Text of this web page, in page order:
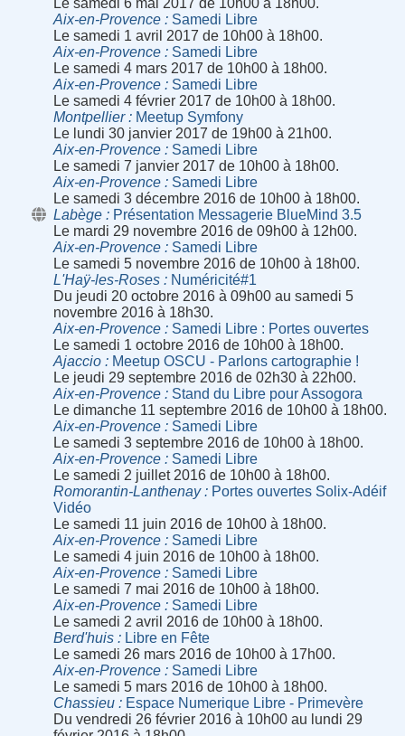
Aix-en-Provence
Samedi Libre
Le samedi 1 avril 2017 de 10h00 à 18h00.
Aix-en-Provence
Samedi Libre
Le samedi 4 mars 2017 de 10h00 à 18h00.
Aix-en-Provence
Samedi Libre
Le samedi 4 février 2017 de 10h00 à 18h00.
Montpellier
Meetup Symfony
Le lundi 30 janvier 2017 de 19h00 à 21h00.
Aix-en-Provence
Samedi Libre
Le samedi 7 janvier 2017 de 10h00 à 18h00.
Aix-en-Provence
Samedi Libre
Le samedi 3 décembre 2016 de 10h00 à 18h00.
Labège
Présentation Messagerie BlueMind 3.5
Le mardi 29 novembre 2016 de 09h00 à 12h00.
Aix-en-Provence
Samedi Libre
Le samedi 5 novembre 2016 de 10h00 à 18h00.
L'Haÿ-les-Roses
Numéricité#1
Du jeudi 20 octobre 2016 à 09h00 au samedi 5
novembre 2016 à 18h30.
Aix-en-Provence
Samedi Libre : Portes ouvertes
Le samedi 1 octobre 2016 de 10h00 à 18h00.
Ajaccio
Meetup OSCU - Parlons cartographie !
Le jeudi 29 septembre 2016 de 02h30 à 22h00.
Aix-en-Provence
Stand du Libre pour Assogora
Le dimanche 11 septembre 2016 de 10h00 à 18h00.
Aix-en-Provence
Samedi Libre
Le samedi 3 septembre 2016 de 10h00 à 18h00.
Aix-en-Provence
Samedi Libre
Le samedi 2 juillet 2016 de 10h00 à 18h00.
Romorantin-Lanthenay
Portes ouvertes Solix-Adéif
Vidéo
Le samedi 11 juin 2016 de 10h00 à 18h00.
Aix-en-Provence
Samedi Libre
Le samedi 4 juin 2016 de 10h00 à 18h00.
Aix-en-Provence
Samedi Libre
Le samedi 7 mai 2016 de 10h00 à 18h00.
Aix-en-Provence
Samedi Libre
Le samedi 2 avril 2016 de 10h00 à 18h00.
Berd'huis
Libre en Fête
Le samedi 26 mars 2016 de 10h00 à 17h00.
Aix-en-Provence
Samedi Libre
Le samedi 5 mars 2016 de 10h00 à 18h00.
Chassieu
Espace Numerique Libre - Primevère
Du vendredi 26 février 2016 à 10h00 au lundi 29